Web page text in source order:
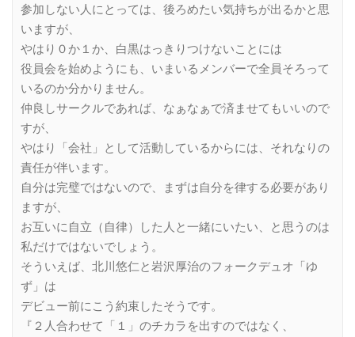
参加しない人にとっては、後ろめたい気持ちが出るかと思
いますが、
やはり０か１か、白黒はっきりつけないことには
役員会を始めようにも、いまいるメンバーで全員そろって
いるのか分かりません。
仲良しサークルであれば、なぁなぁで済ませてもいいので
すが、
やはり「会社」として活動しているからには、それなりの
責任が伴います。
自分は完璧ではないので、まずは自分を律する必要があり
ますが、
お互いに自立（自律）した人と一緒にいたい、と思うのは
私だけではないでしょう。
そういえば、北川悠仁と岩沢厚治のフォークデュオ「ゆ
ず」は
デビュー前にこう約束したそうです。
『２人合わせて「１」のチカラを出すのではなく、